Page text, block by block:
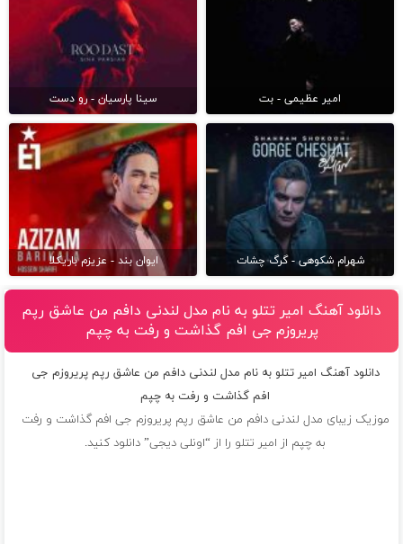
امیر عظیمی - بت سینا پارسیان - رو دست
شهرام شکوهی - گرگ چشات ایوان بند - عزیزم باریکلا
دانلود آهنگ امیر تتلو به نام مدل لندنی دافم من عاشق رپم
پریروزم جی افم گذاشت و رفت به چپم
دانلود آهنگ امیر تتلو به نام مدل لندنی دافم من عاشق رپم پریروزم جی
افم گذاشت و رفت به چپم
موزیک زیبای مدل لندنی دافم من عاشق رپم پریروزم جی افم گذاشت و رفت
به چپم از امیر تتلو را از “اونلی دیجی” دانلود کنید.